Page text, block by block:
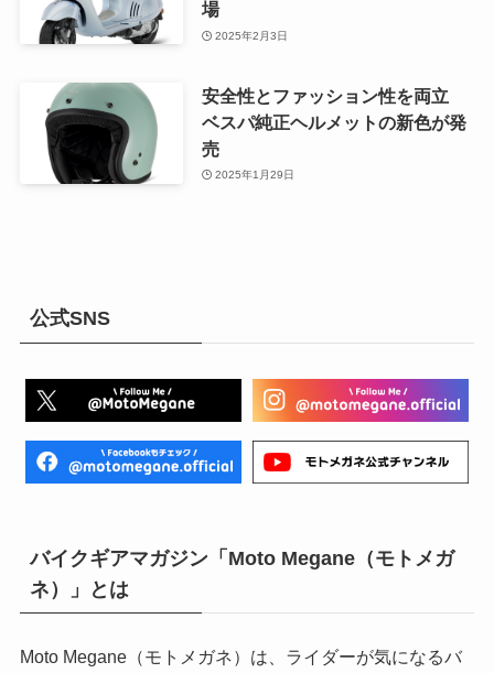
場
2025年2月3日
安全性とファッション性を両立
ベスパ純正ヘルメットの新色が発
売
2025年1月29日
公式SNS
バイクギアマガジン「Moto Megane（モトメガ
ネ）」とは
Moto Megane（モトメガネ）は、ライダーが気になるバ